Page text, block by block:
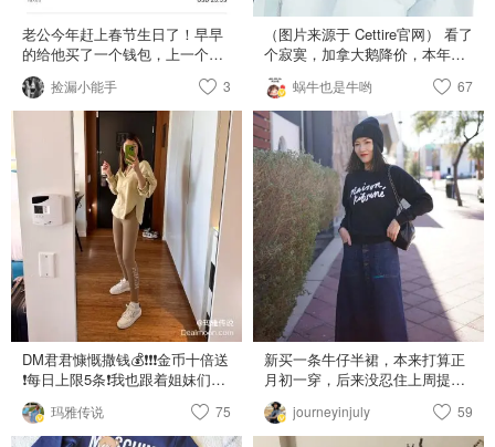
鹹要耍酷它都能勝任✨ 等好天氣
要拎它出門走跳～
好喜歡😍沒買錯😍😍😍 第一次
在 Cettire 購物 從義大利出貨
DHL三天就收到 包裝沒有特別精
緻⋯ 配件完整項鍊也完好 主要
是定價真的不錯👌 另外也買了一
個小包被分開發送 再來晒貨啦
老公今年赶上春节生日了！早早
的给他买了一个钱包，上一个已
经是6年前买的了，新年希望行好
运，钱都来！
捡漏小能手 3
（图片来源于 ￼Cettire官网） 看了
个寂寞，加拿大鹅降价，本年度
最好看的冰蓝，粉柠都没码了 看
到Dealmoonn 推送 Canada
Goose 加拿大鹅鹅 冰蓝色 及粉
色，两种羽绒服，瞬间被这两种
颜色迷得不要不要的，太好看
了。 点进去看，是Cettiree 在售
卖。 🦢🦢Canada Goose Logo
贴片羽绒夹克，是蓝标羽绒服
Canada Goose Logo Patch
Down Jacket – Cettire 💰特价
$1,614.62，在原价 $2104.51 基
础上23%off ✅颜色 冰蓝色，颜色
真得超级好看。像是冰川世界倒
映的天空的颜色。 👉这款材制只
说是100%纯棉，其他什么资料都
没说。 😭只有M 码了，心碎
了，抢得这么狠的吗？ 再去看另
一款 🦢🦢Canada Goose
Junction 短款夹克，这款是白标
蜗牛也是牛哟 67
DM君君慷慨撒钱💰❗️❗️❗️金币十倍送
❗️每日上限5条❗️我也跟着姐妹们一
起加入刷刷刷的晒货大军。💕 收
获一条MaxMara打底裤，舒适感
极强，穿件卫衣直接出街吧！
玛雅传说 75
新买一条牛仔半裙，本来打算正
月初一穿，后来没忍住上周提前
穿掉了 想找一条合适的牛仔裙不
容易啊！只看图片会踩雷，有两
条裙子图片各个角度看着都很
journeyinjuly 59